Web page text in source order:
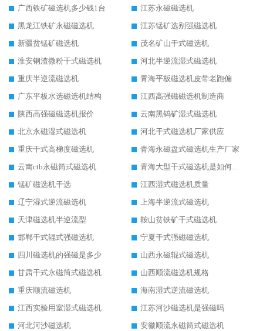
广西铁矿磁选机多少钱1台
江苏永磁磁选机
黑龙江铁矿永磁磁选机
江苏锰矿选别强磁选机
新疆贫锰矿磁选机
茂名矿山干式磁选机
淮安钢渣微粉干式磁选机
河北半逆流湿式磁选机
重庆半逆流磁选机
青海平板磁选机皮带老跑偏
广东平板水选磁选机结构
江西高强磁磁选机制造商
陕西高强磁磁选机报价
云南黑钨矿湿式磁选机
北京永磁湿式磁选机
河北干式磁选机厂家供应
重庆干式高梯度磁选机
青海永磁盘式磁选机生产厂家
云南ctb永磁筒式磁选机
青海大型干式磁选机是如何选矿的
锰矿磁选机干选
江西湿式磁选机质量
辽宁湿式逆流磁选机
上海半逆流式磁选机
天津磁选机半逆流型
鞍山贫铁矿干式磁选机
邯郸干式辊式强磁选机
宁夏干式强磁磁选机
四川磁选机的强磁是多少
山西永磁辊式磁选机
甘肃干式永磁筒式磁选机
山西顺流磁选机规格
重庆顺流磁选机
海南湿式逆流磁选机
江西实验用室湿式磁选机
江苏河沙磁选机是强磁吗
河北河沙磁选机
安徽顺流永磁筒式磁选机